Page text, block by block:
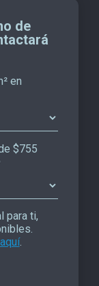
de
en
$755
para ti,
aquí.